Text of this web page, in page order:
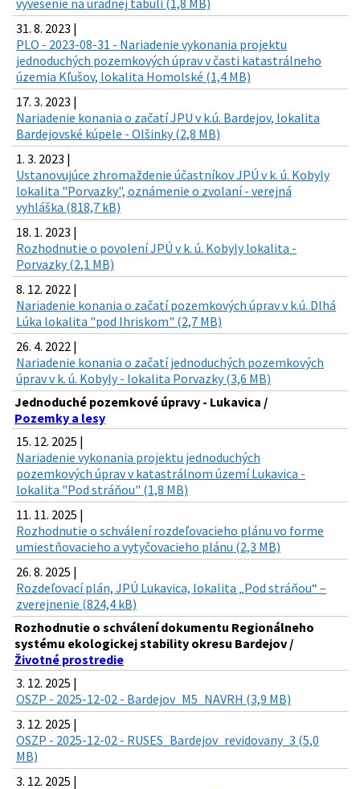
31. 8. 2023 |
PLO - 2023-08-31 - Nariadenie vykonania projektu
jednoduchých pozemkových úprav v časti katastrálneho
územia Kľušov, lokalita Homolské (1,4 MB)
17. 3. 2023 |
Nariadenie konania o začatí JPU v k.ú. Bardejov, lokalita
Bardejovské kúpele - Olšinky (2,8 MB)
1. 3. 2023 |
Ustanovujúce zhromaždenie účastníkov JPÚ v k. ú. Kobyly
lokalita "Porvazky", oznámenie o zvolaní - verejná
vyhláška (818,7 kB)
18. 1. 2023 |
Rozhodnutie o povolení JPÚ v k. ú. Kobyly lokalita -
Porvazky (2,1 MB)
8. 12. 2022 |
Nariadenie konania o začatí pozemkových úprav v k.ú. Dlhá
Lúka lokalita "pod Ihriskom" (2,7 MB)
26. 4. 2022 |
Nariadenie konania o začatí jednoduchých pozemkových
úprav v k. ú. Kobyly - lokalita Porvazky (3,6 MB)
Jednoduché pozemkové úpravy - Lukavica /
Pozemky a lesy
15. 12. 2025 |
Nariadenie vykonania projektu jednoduchých
pozemkových úprav v katastrálnom území Lukavica -
lokalita "Pod stráňou" (1,8 MB)
11. 11. 2025 |
Rozhodnutie o schválení rozdeľovacieho plánu vo forme
umiestňovacieho a vytyčovacieho plánu (2,3 MB)
26. 8. 2025 |
Rozdeľovací plán, JPÚ Lukavica, lokalita „Pod stráňou“ –
zverejnenie (824,4 kB)
Rozhodnutie o schválení dokumentu Regionálneho
systému ekologickej stability okresu Bardejov /
Životné prostredie
3. 12. 2025 |
OSZP - 2025-12-02 - Bardejov_M5_NAVRH (3,9 MB)
3. 12. 2025 |
OSZP - 2025-12-02 - RUSES_Bardejov_revidovany_3 (5,0
MB)
3. 12. 2025 |